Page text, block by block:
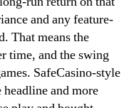
and any feature-
That means the
time, and the swing
SafeCasino-style
headline and more